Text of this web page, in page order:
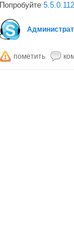
Попробуйте 5.5.0.112